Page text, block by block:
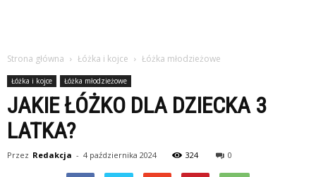
Strona główna Łóżka i kojce Łóżka młodzieżowe
Łóżka i kojce Łóżka młodzieżowe
JAKIE ŁÓŻKO DLA DZIECKA 3
LATKA?
Przez Redakcja - 4 października 2024 324 0